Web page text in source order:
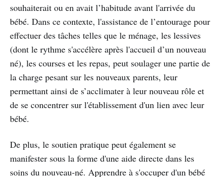
souhaiterait ou en avait l’habitude avant l'arrivée du
bébé. Dans ce contexte, l'assistance de l’entourage pour
effectuer des tâches telles que le ménage, les lessives
(dont le rythme s'accélère après l'accueil d’un nouveau
né), les courses et les repas, peut soulager une partie de
la charge pesant sur les nouveaux parents, leur
permettant ainsi de s’acclimater à leur nouveau rôle et
de se concentrer sur l'établissement d'un lien avec leur
bébé.
De plus, le soutien pratique peut également se
manifester sous la forme d'une aide directe dans les
soins du nouveau-né. Apprendre à s'occuper d'un bébé